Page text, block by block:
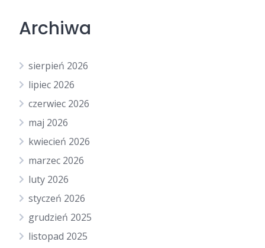
Archiwa
sierpień 2026
lipiec 2026
czerwiec 2026
maj 2026
kwiecień 2026
marzec 2026
luty 2026
styczeń 2026
grudzień 2025
listopad 2025